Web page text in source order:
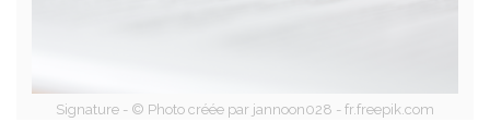
Signature - © Photo créée par jannoon028 - fr.freepik.com